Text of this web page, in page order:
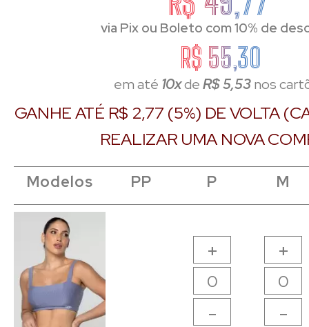
via Pix ou Boleto com 10% de
R$ 55,30
em até 10xdeR$ 5,53nos
GANHE ATÉ R$ 2,77 (5%) DE VOLTA
REALIZAR UMA NOVA
Modelos PP P M
+
-
+
-
Modelos
Modelos
Modelos PP P M